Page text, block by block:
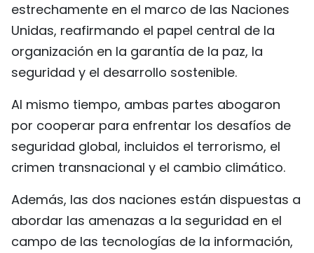
estrechamente en el marco de las Naciones
Unidas, reafirmando el papel central de la
organización en la garantía de la paz, la
seguridad y el desarrollo sostenible.
Al mismo tiempo, ambas partes abogaron
por cooperar para enfrentar los desafíos de
seguridad global, incluidos el terrorismo, el
crimen transnacional y el cambio climático.
Además, las dos naciones están dispuestas a
abordar las amenazas a la seguridad en el
campo de las tecnologías de la información,